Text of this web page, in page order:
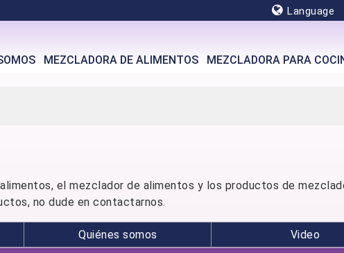
Language
MEZCLADORA DE ALIMENTOS MEZCLADORA PARA
el mezclador de alimentos y los productos de
no dude en contactarnos.
Quiénes somos Video